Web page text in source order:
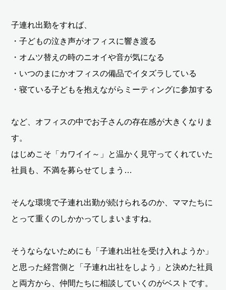
子連れ出勤をすれば、
・子どもの泣き声がオフィスに響き渡る
・オムツ替えの時のニオイや音が気になる
・いつのまにかオフィスの備品でイタズラしている
・寝ている子どもを抱えながらミーティングに参加する
など、オフィスの中でお子さんの存在感が大きくなりま
す。
はじめこそ「カワイイ～」と温かく見守ってくれていた
社員も、不満を募らせてしまう…
そんな環境で子連れ出勤が続けられるのか、ママたちに
とって重くのしかかってしまいますね。
そうならないためにも「子連れ出社を受け入れようか」
と思った経営側と「子連れ出社をしよう」と決めた社員
と両方から、仲間たちに相談していくのがベストです。